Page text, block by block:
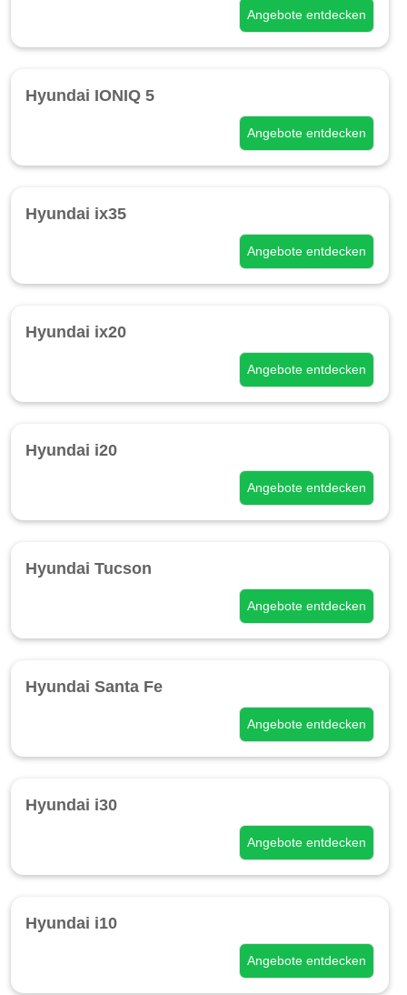
Angebote entdecken
Hyundai IONIQ 5
Angebote entdecken
Hyundai ix35
Angebote entdecken
Hyundai ix20
Angebote entdecken
Hyundai i20
Angebote entdecken
Hyundai Tucson
Angebote entdecken
Hyundai Santa Fe
Angebote entdecken
Hyundai i30
Angebote entdecken
Hyundai i10
Angebote entdecken